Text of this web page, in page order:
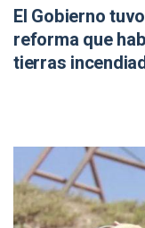
El Gobierno
reforma que
tierras